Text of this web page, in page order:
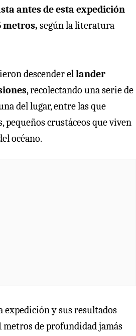
antes de esta expedición
metros, según la literatura
descender ellander
, recolectando una serie de
del lugar, entre las que
pequeños crustáceos que viven
océano.
expedición y sus resultados
metros de profundidad jamás